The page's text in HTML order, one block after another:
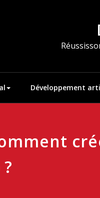
Développement